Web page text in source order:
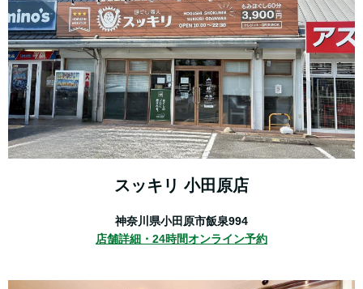
スッキリ 小田原店
神奈川県小田原市飯泉994
店舗詳細・ 24時間オンライン予約